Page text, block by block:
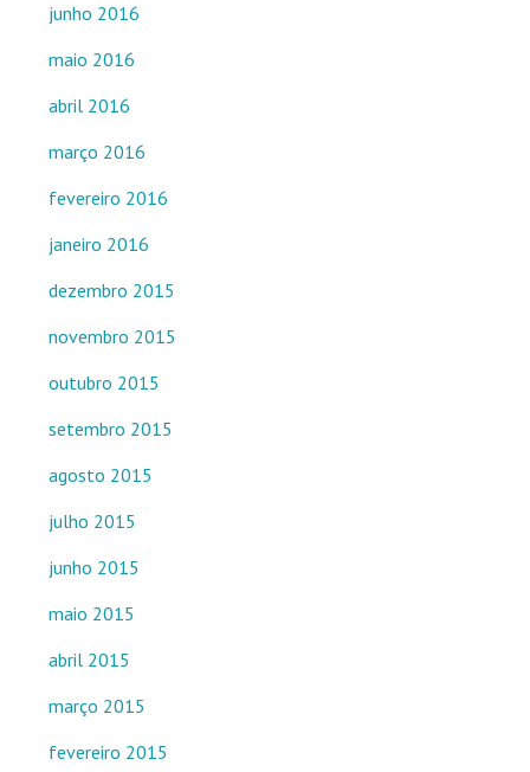
junho 2016
maio 2016
abril 2016
março 2016
fevereiro 2016
janeiro 2016
dezembro 2015
novembro 2015
outubro 2015
setembro 2015
agosto 2015
julho 2015
junho 2015
maio 2015
abril 2015
março 2015
fevereiro 2015